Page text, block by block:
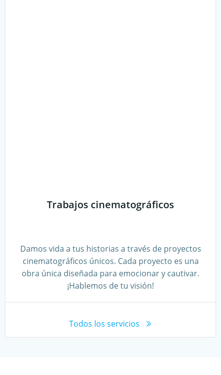
Trabajos cinematográficos
Damos vida a tus historias a través de proyectos
cinematográficos únicos. Cada proyecto es una
obra única diseñada para emocionar y cautivar.
¡Hablemos de tu visión!
Todos los servicios